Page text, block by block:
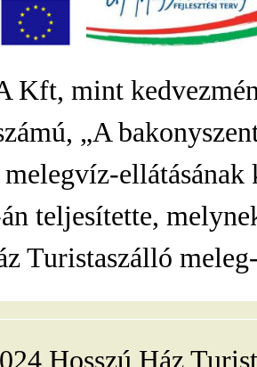
Kft, mint
„A
teljesítette,
Turistaszálló
Hosszú Ház